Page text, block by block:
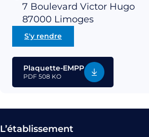
7 Boulevard Victor Hugo
87000 Limoges
S'y rendre
Plaquette-EMPP
PDF 508 KO
L’établissement